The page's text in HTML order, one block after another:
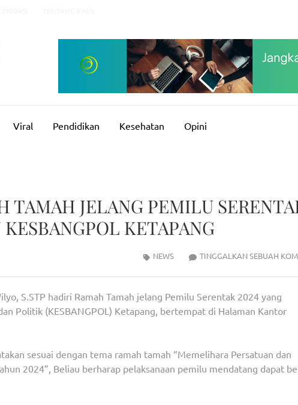
Viral Pendidikan Kesehatan Opini
TAMAH JELANG PEMILU
KETAPANG
TINGGALKAN SEBUAH
NEWS
S.STP hadiri Ramah Tamah jelang Pemilu Serentak 2024 yang
Politik (KESBANGPOL) Ketapang, bertempat di Halaman Kantor
sesuai dengan tema ramah tamah “Memelihara Persatuan dan
2024”, Beliau berharap pelaksanaan pemilu mendatang dapat